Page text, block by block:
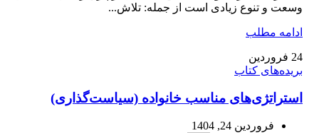
وسعت و تنوع زیادی است از جمله: تلاش...
ادامه مطلب
24 فروردین
بریده‌های کتاب
استراتژی‌های مناسب خانواده (سیاست‌گذاری)
فروردین 24, 1404